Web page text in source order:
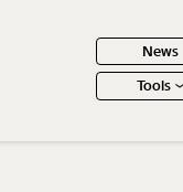
News
Tools